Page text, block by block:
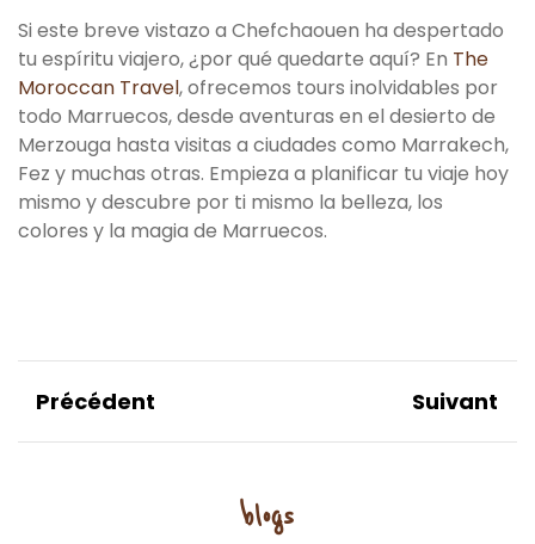
Si este breve vistazo a Chefchaouen ha despertado
tu espíritu viajero, ¿por qué quedarte aquí? En The
Moroccan Travel, ofrecemos tours inolvidables por
todo Marruecos, desde aventuras en el desierto de
Merzouga hasta visitas a ciudades como Marrakech,
Fez y muchas otras. Empieza a planificar tu viaje hoy
mismo y descubre por ti mismo la belleza, los
colores y la magia de Marruecos.
Précédent Suivant
blogs